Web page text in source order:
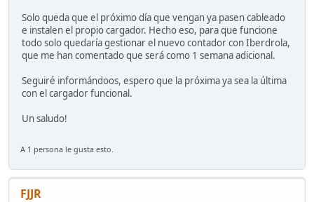
Solo queda que el próximo día que vengan ya pasen cableado
e instalen el propio cargador. Hecho eso, para que funcione
todo solo quedaría gestionar el nuevo contador con Iberdrola,
que me han comentado que será como 1 semana adicional.
Seguiré informándoos, espero que la próxima ya sea la última
con el cargador funcional.
Un saludo!
A 1 persona le gusta esto.
FJJR